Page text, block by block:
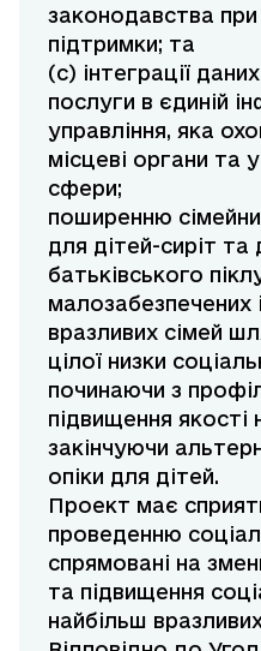
законодавства при
підтримки; та
(c) інтеграції
послуги в єдиній
управління, яка
місцеві органи та
сфери;
поширенню
для дітей-сиріт та
батьківського
малозабезпечених
вразливих сімей
цілої низки
починаючи з
підвищення якості
закінчуючи
опіки для дітей.
Проект має
проведенню
спрямовані на
та підвищення
найбільш